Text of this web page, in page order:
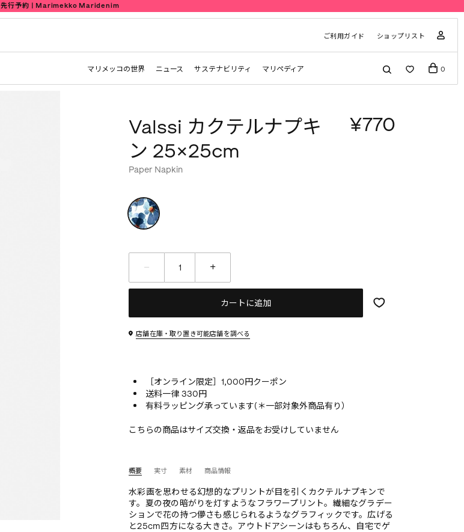
先行予約 | Marimekko Maridenim
ご利用ガイド ショップリスト
マリメッコの世界 ニュース サステナビリティ マリペディア 0
Valssi カクテルナプキ
ン 25×25cm
¥770
Paper Napkin
カートに追加
店舗在庫・取り置き可能店舗を調べる
［オンライン限定］1,000円クーポン
送料一律 330円
有料ラッピング承っています(＊一部対象外商品有り）
こちらの商品はサイズ交換・返品をお受けしていません
概要
水彩画を思わせる幻想的なプリントが目を引くカクテルナプキンで
す。夏の夜の暗がりを灯すようなフラワープリント。繊細なグラデー
ションで花の持つ儚さも感じられるようなグラフィックです。広げる
と25cm四方になる大きさ。アウトドアシーンはもちろん、自宅でゲ
実寸 素材 商品情報